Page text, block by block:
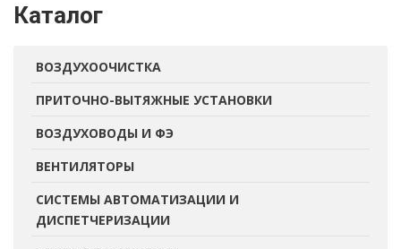
Каталог
ВОЗДУХООЧИСТКА
ПРИТОЧНО-ВЫТЯЖНЫЕ УСТАНОВКИ
ВОЗДУХОВОДЫ И ФЭ
ВЕНТИЛЯТОРЫ
СИСТЕМЫ АВТОМАТИЗАЦИИ И
ДИСПЕТЧЕРИЗАЦИИ